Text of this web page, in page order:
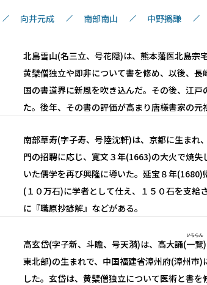
向井元成 南部南山 中野撝謙
北島雪山(名三立、号花隠)は、熊本藩医北島宗
黄檗僧独立や即非について書を修め、以後、
国の書道界に新風を吹き込んだ。その後、江
た。後年、その書の評価が高まり唐様書家の元
南部草寿(字子寿、号陸沈軒)は、京都に生まれ
門の招聘に応じ、寛文３年(1663)の大火で焼
いた儒学を再び興隆に導いた。延宝８年
(１０万石)に学者として仕え、１５０石を支給
に『職原抄諺解』などがある。
高玄岱(字子新、斗瞻、号天漪)は、高大誦(一覽
いちらん
東北部)の生まれで、中国福建省漳州府(漳州市
した。玄岱は、黄檗僧独立について医術と書